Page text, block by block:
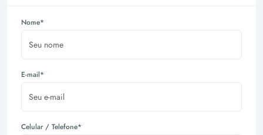
Nome*
E-mail*
Celular / Telefone*